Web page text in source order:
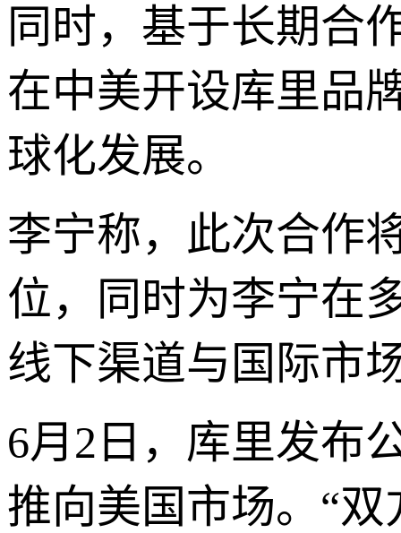
同时，基于长期合
在中美开设库里品
球化发展。
李宁称，此次合作
位，同时为李宁在
线下渠道与国际市
6月2日，库里发布
推向美国市场。“